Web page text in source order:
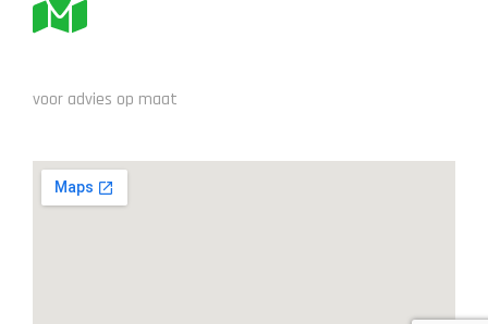
voor advies op maat